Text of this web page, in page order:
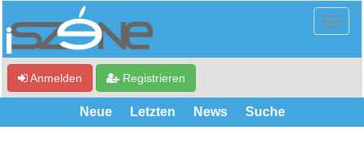
Anmelden Registrieren
Neue Letzten News Suche